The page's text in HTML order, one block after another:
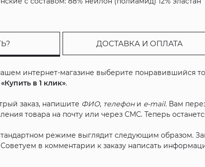
ДОСТАВКА И ОПЛАТА
интернет-магазине выберите понравившийся
«Купить в 1 клик».
заказ, напишите ФИО, телефони e-mail. Вам
товара на почту или через СМС. Теперь
режиме выглядит следующим образом.
Советуем в комментарии к заказу написать